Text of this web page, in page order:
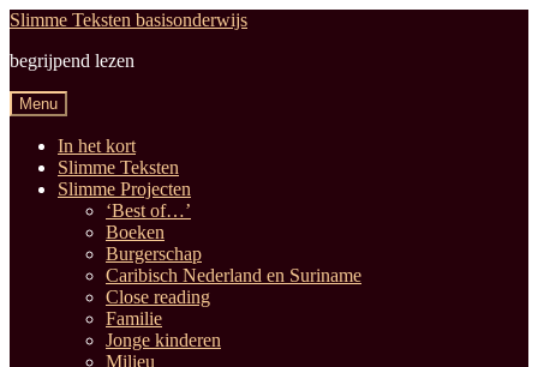
Ga
naar
Ga
de
Slimme Teksten basisonderwijs
begrijpend lezen
Menu
In het kort
Slimme Teksten
Slimme Projecten
‘Best of…’
Boeken
Burgerschap
Caribisch Nederland en Suriname
Close reading
Familie
Jonge kinderen
Milieu